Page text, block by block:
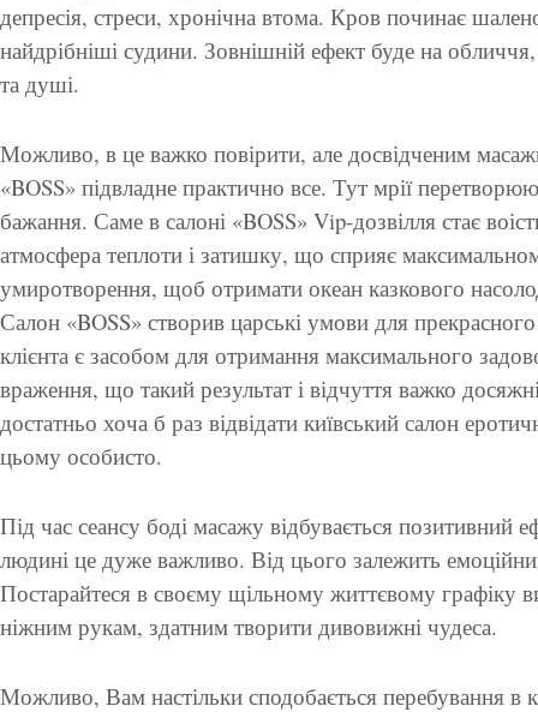
депресія, стреси, хронічна втома. Кров починає
найдрібніші судини. Зовнішній ефект буде на
та душі.
Можливо, в це важко повірити, але досвідченим
«BOSS» підвладне практично все. Тут мрії
бажання. Саме в салоні «BOSS» Vip-дозвілля стає
атмосфера теплоти і затишку, що сприяє
умиротворення, щоб отримати океан казкового
Салон «BOSS» створив царські умови для
клієнта є засобом для отримання максимального
враження, що такий результат і відчуття важко
достатньо хоча б раз відвідати київський салон
цьому особисто.
Під час сеансу боді масажу відбувається позитивний
людині це дуже важливо. Від цього залежить
Постарайтеся в своєму щільному життєвому графіку
ніжним рукам, здатним творити дивовижні чудеса.
Можливо, Вам настільки сподобається перебування в